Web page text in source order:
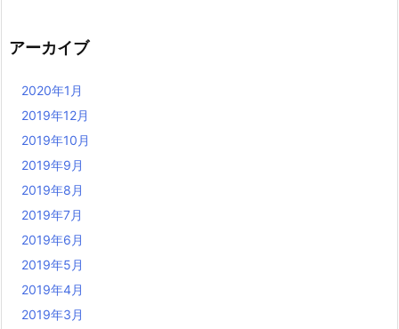
アーカイブ
2020年1月
2019年12月
2019年10月
2019年9月
2019年8月
2019年7月
2019年6月
2019年5月
2019年4月
2019年3月